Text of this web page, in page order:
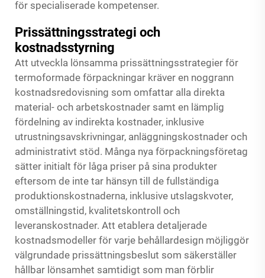
för specialiserade kompetenser.
Prissättningsstrategi och
kostnadsstyrning
Att utveckla lönsamma prissättningsstrategier för
termoformade förpackningar kräver en noggrann
kostnadsredovisning som omfattar alla direkta
material- och arbetskostnader samt en lämplig
fördelning av indirekta kostnader, inklusive
utrustningsavskrivningar, anläggningskostnader och
administrativt stöd. Många nya förpackningsföretag
sätter initialt för låga priser på sina produkter
eftersom de inte tar hänsyn till de fullständiga
produktionskostnaderna, inklusive utslagskvoter,
omställningstid, kvalitetskontroll och
leveranskostnader. Att etablera detaljerade
kostnadsmodeller för varje behållardesign möjliggör
välgrundade prissättningsbeslut som säkerställer
hållbar lönsamhet samtidigt som man förblir